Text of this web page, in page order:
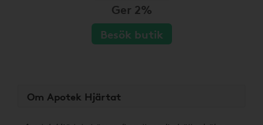
Ger 2%
Besök butik
Om Apotek Hjärtat